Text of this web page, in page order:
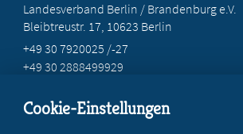
Landesverband Berlin / Brandenburg e.V.
Bleibtreustr. 17, 10623 Berlin
+49 30 7920025 /-27
+49 30 2888499929
Cookie-Einstellungen